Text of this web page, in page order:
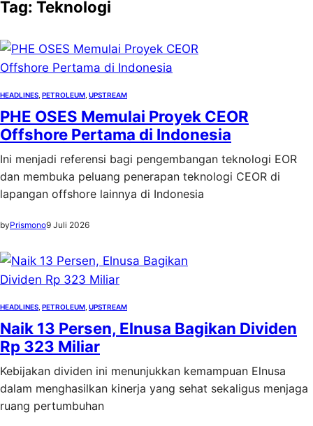
Tag: Teknologi
HEADLINES PETROLEUM UPSTREAM
PHE OSES Memulai Proyek CEOR
Offshore Pertama di Indonesia
Ini menjadi referensi bagi pengembangan teknologi EOR
dan membuka peluang penerapan teknologi CEOR di
lapangan offshore lainnya di Indonesia
byPrismono9 Juli 2026
HEADLINES PETROLEUM UPSTREAM
Naik 13 Persen, Elnusa Bagikan Dividen
Rp 323 Miliar
Kebijakan dividen ini menunjukkan kemampuan Elnusa
dalam menghasilkan kinerja yang sehat sekaligus menjaga
ruang pertumbuhan